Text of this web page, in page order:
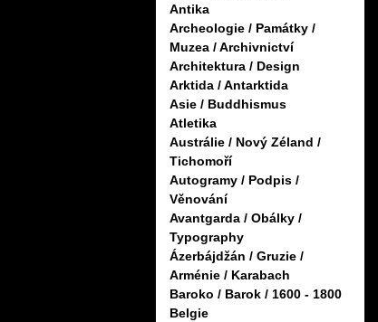
Antika
Archeologie / Památky /
Muzea / Archivnictví
Architektura / Design
Arktida / Antarktida
Asie / Buddhismus
Atletika
Austrálie / Nový Zéland /
Tichomoří
Autogramy / Podpis /
Věnování
Avantgarda / Obálky /
Typography
Ázerbájdžán / Gruzie /
Arménie / Karabach
Baroko / Barok / 1600 - 1800
Belgie